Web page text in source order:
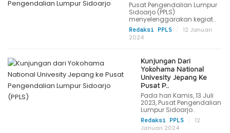
Pusat Pengendalian Lumpur
Sidoarjo (PPLS)
menyelenggarakan kegiat..
Redaksi PPLS
12 Januari
2024
Kunjungan Dari
Yokohama National
Univesity Jepang Ke
Pusat P..
Pada hari Kamis, 13 Juli
2023, Pusat Pengendalian
Lumpur Sidoarjo..
Redaksi PPLS
12
Januari 2024